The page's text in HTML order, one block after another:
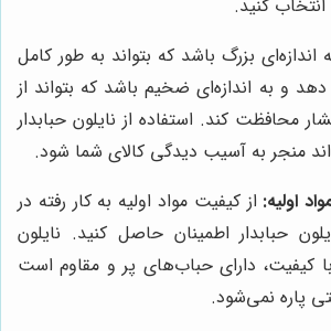
انتخاب کنید.
اندازه‌ای بزرگ باشد که بتواند به طور کامل
و به اندازه‌ای ضخیم باشد که بتواند از
محافظت کند. استفاده از نایلون حبابدار
منجر به آسیب دیدگی کالای شما شود.
اولیه: از کیفیت مواد اولیه به کار رفته در
حبابدار اطمینان حاصل کنید. نایلون
با کیفیت، دارای حباب‌های پر و مقاوم است
پاره نمی‌شود.